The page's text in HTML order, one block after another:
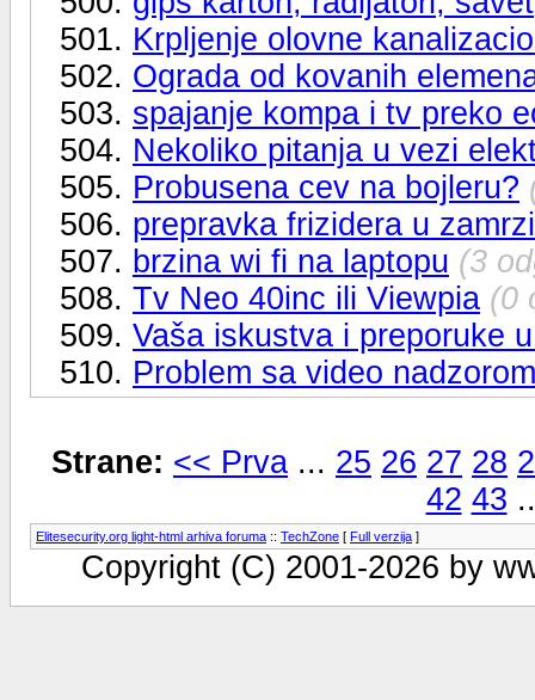
501. Krpljenje olovne
502. Ograda od kovanih
503. spajanje kompa i tv preko
504. Nekoliko pitanja u vezi
505. Probusena cev na bojleru?
506. prepravka frizidera u
507. brzina wi fi na laptopu (3
508. Tv Neo 40inc ili Viewpia (0
509. Vaša iskustva i preporuke
510. Problem sa video nadzorom
Strane: << Prva ... 25 26 27 28
42 43
Elitesecurity.org light-html arhiva foruma :: TechZone [ Full verzija ]
Copyright (C) 2001-2026 by